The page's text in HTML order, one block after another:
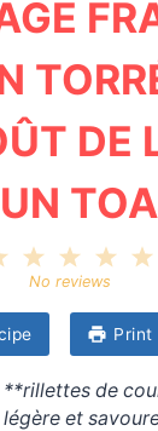
DE
4
a
r
s
3
S
a
r
s
2
S
a
a
r
No reviews
Print
**rillettes de
et